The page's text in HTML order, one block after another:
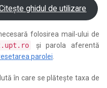
ghidul de utilizare
folosirea mail-ului de
și parola aferentă
parolei
în care se plătește taxa de